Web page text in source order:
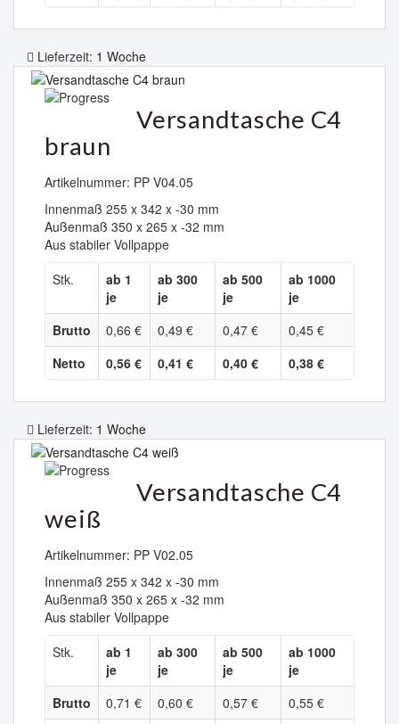
Lieferzeit: 1 Woche
Versandtasche C4
braun
Artikelnummer: PP V04.05
Innenmaß 255 x 342 x -30 mm
Außenmaß 350 x 265 x -32 mm
Aus stabiler Vollpappe
Stk.
ab 1
je
ab 300
je
ab 500
je
ab 1000
je
Brutto
0,66 € 0,49 € 0,47 €
0,45 €
Netto
0,56 € 0,41 € 0,40 € 0,38 €
Lieferzeit: 1 Woche
Versandtasche C4
weiß
Artikelnummer: PP V02.05
Innenmaß 255 x 342 x -30 mm
Außenmaß 350 x 265 x -32 mm
Aus stabiler Vollpappe
Stk.
ab 1
je
ab 300
je
ab 500
je
ab 1000
je
Brutto
0,71 € 0,60 € 0,57 €
0,55 €